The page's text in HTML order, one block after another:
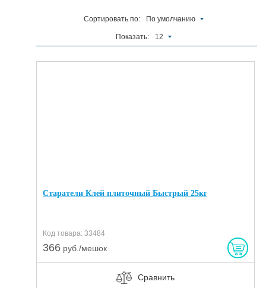
Сортировать по: По умолчанию
Показать: 12
Старатели Клей плиточный Быстрый 25кг
Код товара: 33484
366 руб./мешок
Сравнить